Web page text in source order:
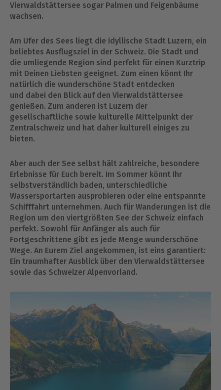
Vierwaldstättersee sogar Palmen und Feigenbäume
wachsen.
Am Ufer des Sees liegt die idyllische Stadt Luzern, ein
beliebtes Ausflugsziel in der Schweiz. Die Stadt und
die umliegende Region sind perfekt für einen Kurztrip
mit Deinen Liebsten geeignet. Zum einen könnt Ihr
natürlich die wunderschöne Stadt entdecken
und dabei den Blick auf den Vierwaldstättersee
genießen. Zum anderen ist Luzern der
gesellschaftliche sowie kulturelle Mittelpunkt der
Zentralschweiz und hat daher kulturell einiges zu
bieten.
Aber auch der See selbst hält zahlreiche, besondere
Erlebnisse für Euch bereit. Im Sommer könnt Ihr
selbstverständlich baden, unterschiedliche
Wassersportarten ausprobieren oder eine entspannte
Schifffahrt unternehmen. Auch für Wanderungen ist die
Region um den viertgrößten See der Schweiz einfach
perfekt. Sowohl für Anfänger als auch für
Fortgeschrittene gibt es jede Menge wunderschöne
Wege. An Eurem Ziel angekommen, ist eins garantiert:
Ein traumhafter Ausblick über den Vierwaldstättersee
sowie das Schweizer Alpenvorland.